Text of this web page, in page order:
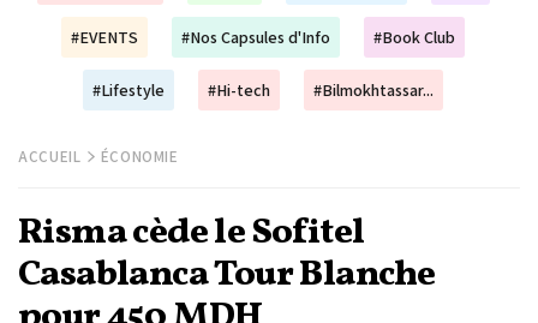
#EVENTS #Nos Capsules d'Info #Book Club
#Lifestyle #Hi-tech #Bilmokhtassar...
ACCUEIL ÉCONOMIE
Risma cède le Sofitel
Casablanca Tour Blanche